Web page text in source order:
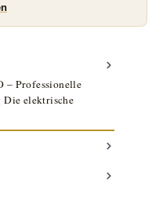
– Professionelle
Die elektrische